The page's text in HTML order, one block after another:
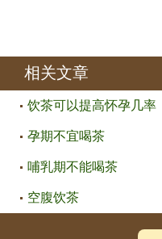
相关文章
饮茶可以提高怀孕几率
孕期不宜喝茶
哺乳期不能喝茶
空腹饮茶